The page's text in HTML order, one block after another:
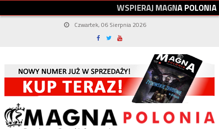
WSPIERAJMAGNAPOLONIA
Czwartek, 06 Sierpnia 2026